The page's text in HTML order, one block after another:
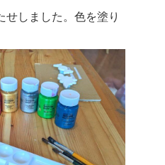
せしました。色を塗り